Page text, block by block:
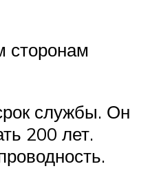
сторонам
службы. Он
200 лет.